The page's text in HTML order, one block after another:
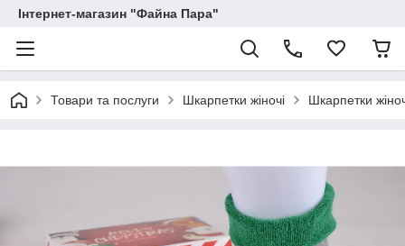
Інтернет-магазин "Файна Пара"
Товари та послуги Шкарпетки жіночі Шкарпетки